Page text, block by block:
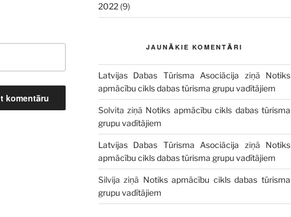
2022(9)
JAUNĀKIE KOMENTĀRI
Latvijas Dabas Tūrisma Asociācija ziņā Notiks
apmācību cikls dabas tūrisma grupu vadītājiem
Solvita ziņā Notiks apmācību cikls dabas tūrisma
grupu vadītājiem
Latvijas Dabas Tūrisma Asociācija ziņā Notiks
apmācību cikls dabas tūrisma grupu vadītājiem
Silvija ziņā Notiks apmācību cikls dabas tūrisma
grupu vadītājiem